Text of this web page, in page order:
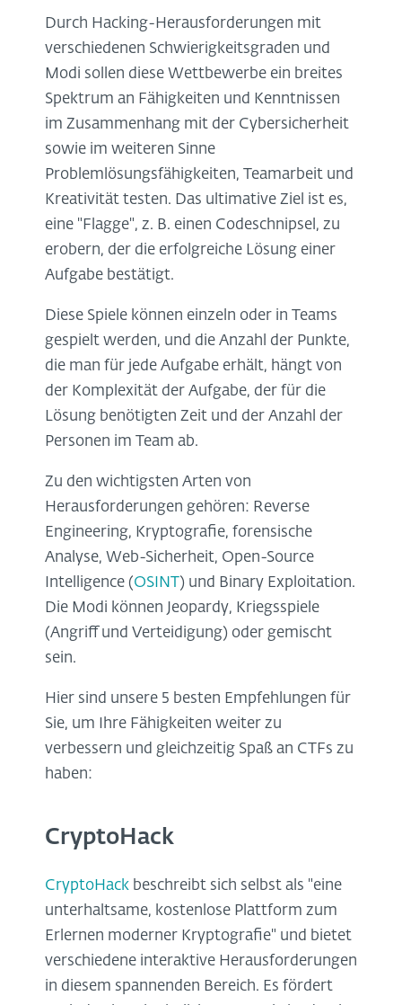
Durch Hacking-Herausforderungen mit
verschiedenen Schwierigkeitsgraden und
Modi sollen diese Wettbewerbe ein breites
Spektrum an Fähigkeiten und Kenntnissen
im Zusammenhang mit der Cybersicherheit
sowie im weiteren Sinne
Problemlösungsfähigkeiten, Teamarbeit und
Kreativität testen. Das ultimative Ziel ist es,
eine "Flagge", z. B. einen Codeschnipsel, zu
erobern, der die erfolgreiche Lösung einer
Aufgabe bestätigt.
Diese Spiele können einzeln oder in Teams
gespielt werden, und die Anzahl der Punkte,
die man für jede Aufgabe erhält, hängt von
der Komplexität der Aufgabe, der für die
Lösung benötigten Zeit und der Anzahl der
Personen im Team ab.
Zu den wichtigsten Arten von
Herausforderungen gehören: Reverse
Engineering, Kryptografie, forensische
Analyse, Web-Sicherheit, Open-Source
Intelligence (OSINT) und Binary Exploitation.
Die Modi können Jeopardy, Kriegsspiele
(Angriff und Verteidigung) oder gemischt
sein.
Hier sind unsere 5 besten Empfehlungen für
Sie, um Ihre Fähigkeiten weiter zu
verbessern und gleichzeitig Spaß an CTFs zu
haben:
CryptoHack
CryptoHack beschreibt sich selbst als "eine
unterhaltsame, kostenlose Plattform zum
Erlernen moderner Kryptografie" und bietet
verschiedene interaktive Herausforderungen
in diesem spannenden Bereich. Es fördert